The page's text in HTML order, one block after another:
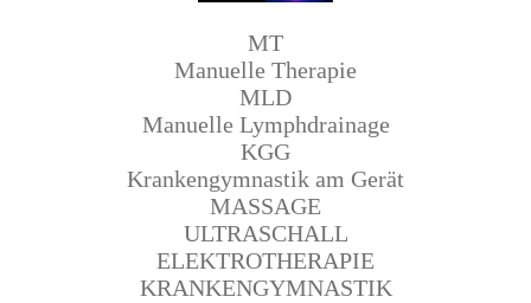
MT
Manuelle Therapie
MLD
Manuelle Lymphdrainage
KGG
Krankengymnastik am Gerät
MASSAGE
ULTRASCHALL
ELEKTROTHERAPIE
KRANKENGYMNASTIK